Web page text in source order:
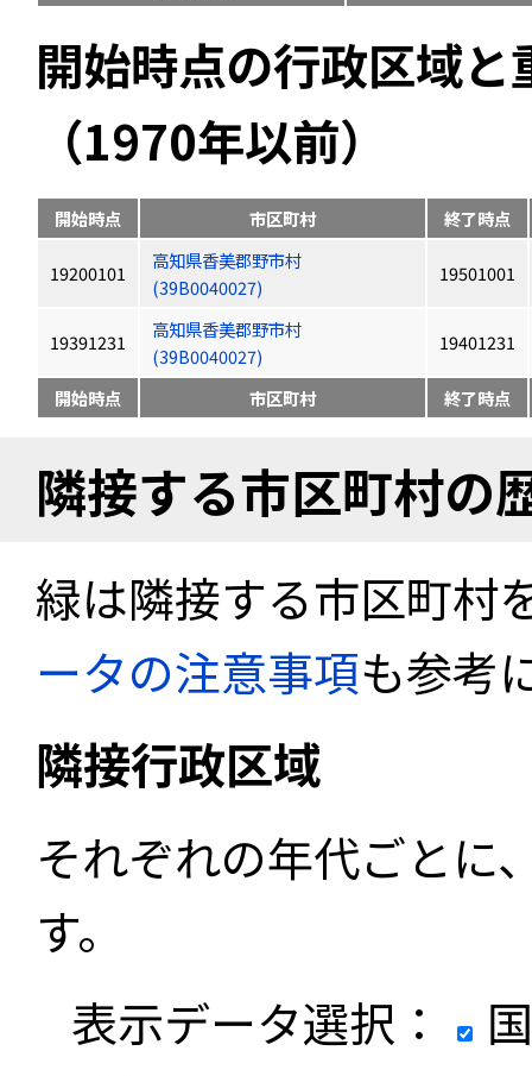
開始時点の行政区域
（1970年以前）
開始時点 市区町村 終了時点
19200101
高知県香美郡野市村
(39B0040027)
19501001
19391231
高知県香美郡野市村
(39B0040027)
19401231
開始時点 市区町村 終了時点
隣接する市区町村の
緑は隣接する市区町村
ータの注意事項も参考
隣接行政区域
それぞれの年代ごとに
す。
表示データ選択：